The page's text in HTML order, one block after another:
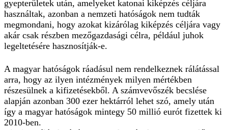
gyepterületek után, amelyeket katonai kiképzés céljára
használtak, azonban a nemzeti hatóságok nem tudták
megmondani, hogy azokat kizárólag kiképzés céljára vagy
akár csak részben mezőgazdasági célra, például juhok
legeltetésére hasznosítják-e.
A magyar hatóságok ráadásul nem rendelkeznek rálátással
arra, hogy az ilyen intézmények milyen mértékben
részesülnek a kifizetésekből. A számvevőszék becslése
alapján azonban 300 ezer hektárról lehet szó, amely után
így a magyar hatóságok mintegy 50 millió eurót fizettek ki
2010-ben.